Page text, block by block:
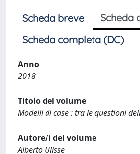
Scheda breve
Scheda
Scheda completa (DC)
Anno
2018
Titolo del volume
Modelli di case : tra le questioni
Autore/i del volume
Alberto Ulisse